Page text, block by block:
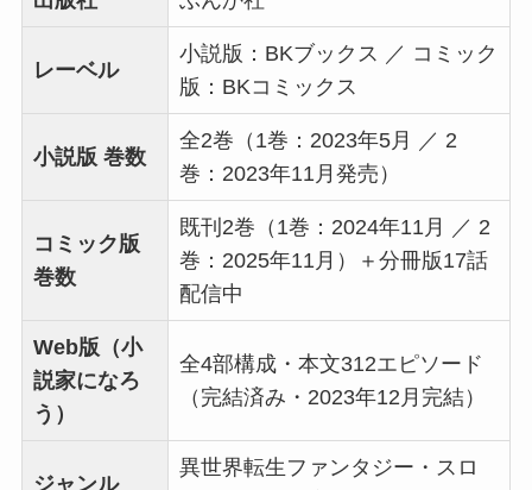
レーベル
小説版：BKブックス ／ コミック
版：BKコミックス
小説版 巻数
全2巻（1巻：2023年5月 ／ 2
巻：2023年11月発売）
コミック版
巻数
既刊2巻（1巻：2024年11月 ／ 2
巻：2025年11月）＋分冊版17話
配信中
Web版（小
説家になろ
う）
全4部構成・本文312エピソード
（完結済み・2023年12月完結）
ジャンル
異世界転生ファンタジー・スロ